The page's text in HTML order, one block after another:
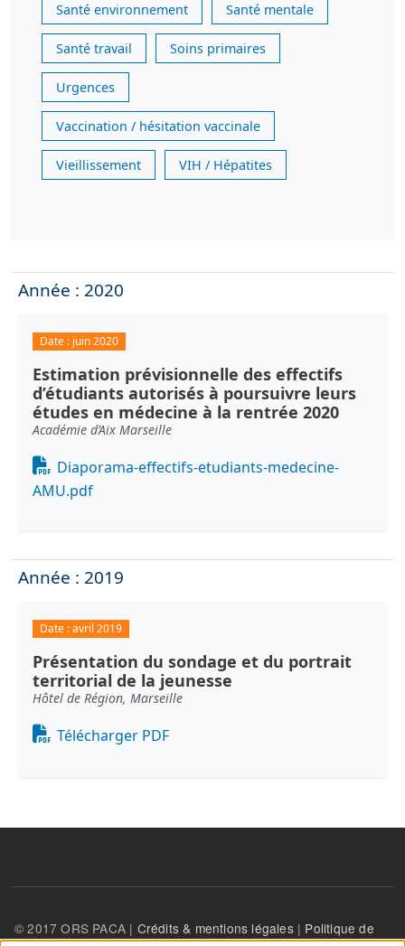
Santé environnement Santé mentale
Santé travail Soins primaires
Urgences
Vaccination / hésitation vaccinale
Vieillissement VIH / Hépatites
Année : 2020
Date : juin 2020
Estimation prévisionnelle des effectifs
d’étudiants autorisés à poursuivre leurs
études en médecine à la rentrée 2020
Académie d’Aix Marseille
Document
Diaporama-effectifs-etudiants-medecine-
AMU.pdf
Année : 2019
Date :avril 2019
Présentation du sondage et du portrait
territorial de la jeunesse
Hôtel de Région, Marseille
Document
Télécharger PDF
© 2017 ORS PACA | Crédits & mentions légales| Politique de